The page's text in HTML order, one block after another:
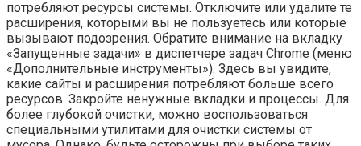
потребляют ресурсы системы. Отключите или удалите те
расширения‚ которыми вы не пользуетесь или которые
вызывают подозрения. Обратите внимание на вкладку
«Запущенные задачи» в диспетчере задач Chrome (меню
«Дополнительные инструменты»). Здесь вы увидите‚
какие сайты и расширения потребляют больше всего
ресурсов. Закройте ненужные вкладки и процессы. Для
более глубокой очистки‚ можно воспользоваться
специальными утилитами для очистки системы от